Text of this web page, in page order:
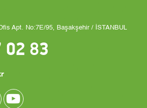
Apt. No:7E/95, Başakşehir / İSTANBUL
02 83